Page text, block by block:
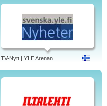
TV-Nytt | YLE Arenan